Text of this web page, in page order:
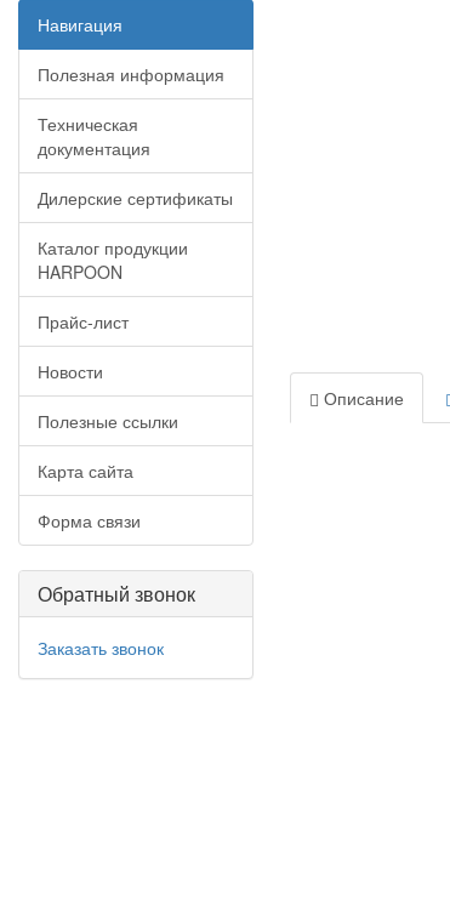
Навигация
Полезная информация
Техническая
документация
Дилерские сертификаты
Каталог продукции
HARPOON
Прайс-лист
Новости
Полезные ссылки
Карта сайта
Форма связи
Обратный звонок
Заказать звонок
Описание